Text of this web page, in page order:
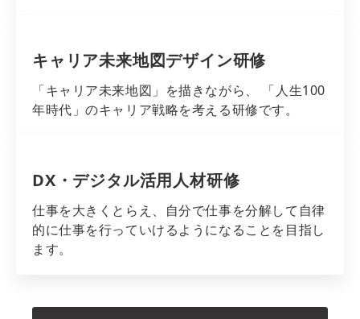
キャリア未来地図デザイン研修
「キャリア未来地図」を描きながら、 「人生100
年時代」のキャリア戦略を考える研修です。
DX・デジタル活用人材研修
仕事を大きくとらえ、自分で仕事を分解して自律
的に仕事を行っていけるようになることを目指し
ます。